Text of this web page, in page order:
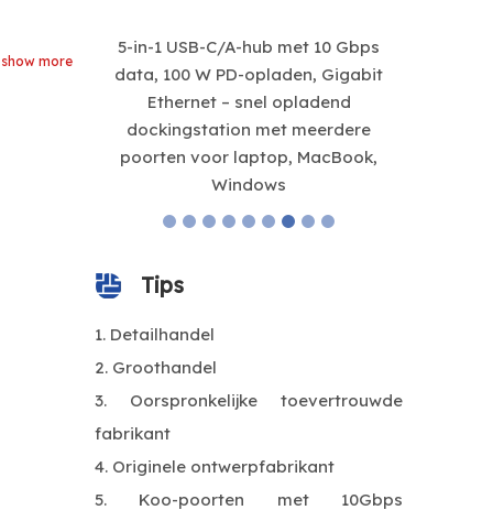
show more
Tips
Detailhandel
Groothandel
Oorspronkelijke toevertrouwde
fabrikant
Originele ontwerpfabrikant
Koo-poorten met 10Gbps